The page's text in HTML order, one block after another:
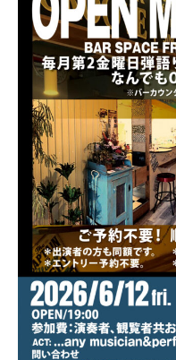
CONTACT